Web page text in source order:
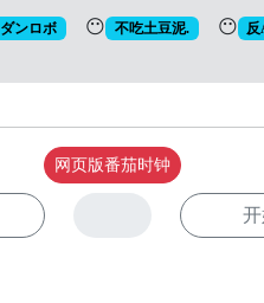
ダンロボ 😶 不吃土豆泥. 😶 反
网页版番茄时钟